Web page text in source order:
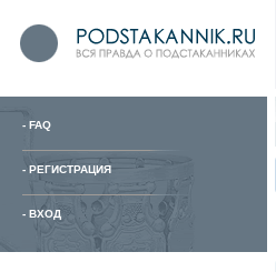
- FAQ
- РЕГИСТРАЦИЯ
- ВХОД